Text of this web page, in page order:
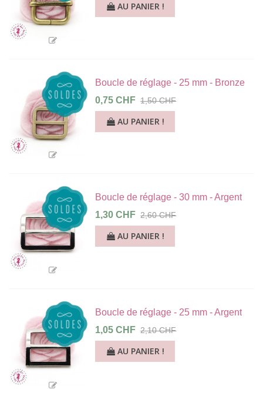
AU PANIER !
Boucle de réglage - 25 mm - Bronze
0,75 CHF 1,50 CHF
AU PANIER !
Boucle de réglage - 30 mm - Argent
1,30 CHF 2,60 CHF
AU PANIER !
Boucle de réglage - 25 mm - Argent
1,05 CHF 2,10 CHF
AU PANIER !